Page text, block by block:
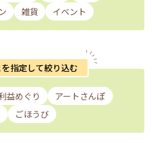
雑貨 イベント
指定して絞り込む
益めぐり
アートさんぽ
ごほうび